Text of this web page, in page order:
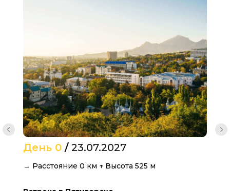
День 0 / 23.07.2027
→ Расстояние 0 км ↑ Высота 525 м